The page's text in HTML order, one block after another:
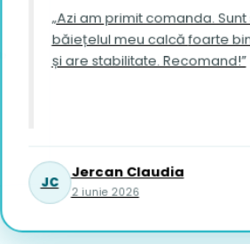
„Azi am primit comanda.
băiețelul meu calcă foarte bine cu acestea
și are stabilitate. Recomand!”
JC
Jercan Claudia
2 iunie 2026